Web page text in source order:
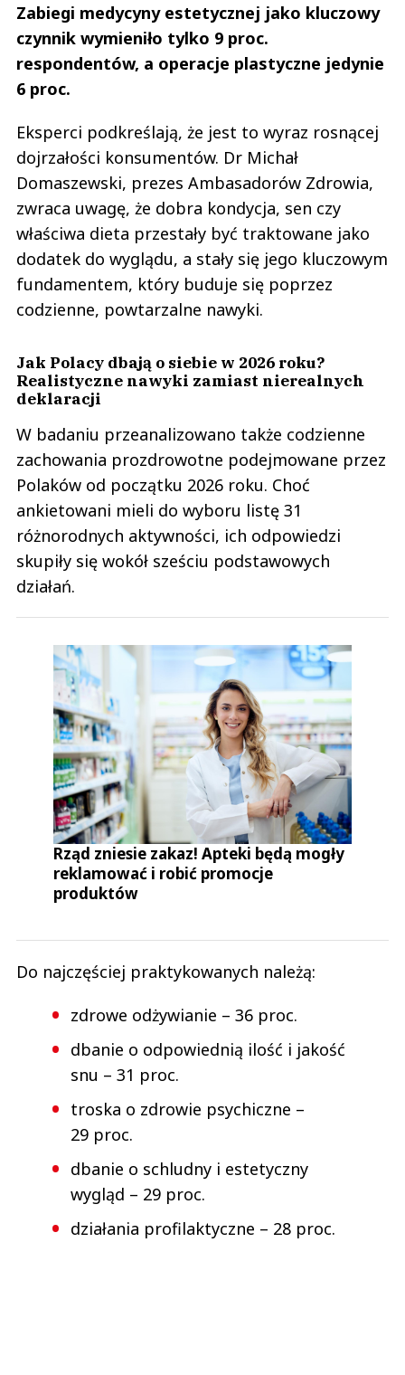
This comment was minimized by the moderator on the site
Otumanienia ciąg dalszy. Brawo redakcjo za cenzurę, mój wpis opiera się
na danych, a nie jak wy potraficie tylko pisać kopiuj wklej, to jest
Dziennikarstwo?
0
0
Nika
03.03.2022 / 13:50
This comment was minimized by the moderator on the site
rosyjskich ani białoruskich. Nadal znajdują się na półkach.
Nika
Załaduj więcej
Nie znaleziono komentarzy
Zostaw swoje komentarze
Prześlij komentarz
Zabiegi medycyny estetycznej jako kluczowy
czynnik wymieniło tylko 9 proc.
respondentów, a operacje plastyczne jedynie
6 proc.
Eksperci podkreślają, że jest to wyraz rosnącej
dojrzałości konsumentów. Dr Michał
Domaszewski, prezes Ambasadorów Zdrowia,
zwraca uwagę, że dobra kondycja, sen czy
właściwa dieta przestały być traktowane jako
dodatek do wyglądu, a stały się jego kluczowym
fundamentem, który buduje się poprzez
codzienne, powtarzalne nawyki.
Jak Polacy dbają o siebie w 2026 roku?
Realistyczne nawyki zamiast nierealnych
deklaracji
W badaniu przeanalizowano także codzienne
zachowania prozdrowotne podejmowane przez
Polaków od początku 2026 roku. Choć
ankietowani mieli do wyboru listę 31
różnorodnych aktywności, ich odpowiedzi
skupiły się wokół sześciu podstawowych
działań.
Rząd zniesie zakaz! Apteki będą mogły
reklamować i robić promocje
produktów
Do najczęściej praktykowanych należą:
zdrowe odżywianie – 36 proc.
dbanie o odpowiednią ilość i jakość
snu – 31 proc.
troska o zdrowie psychiczne –
29 proc.
dbanie o schludny i estetyczny
wygląd – 29 proc.
działania profilaktyczne – 28 proc.